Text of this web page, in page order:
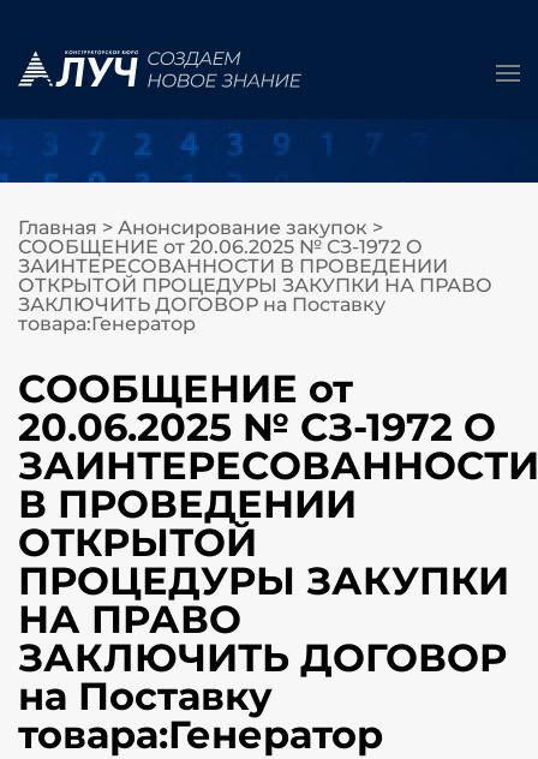
Главная > Анонсирование закупок >
СООБЩЕНИЕ от 20.06.2025 № СЗ-1972 О
ЗАИНТЕРЕСОВАННОСТИ В ПРОВЕДЕНИИ
ОТКРЫТОЙ ПРОЦЕДУРЫ ЗАКУПКИ НА ПРАВО
ЗАКЛЮЧИТЬ ДОГОВОР на Поставку
товара:Генератор
СООБЩЕНИЕ от
20.06.2025 № СЗ-1972 О
ЗАИНТЕРЕСОВАННОСТИ
В ПРОВЕДЕНИИ
ОТКРЫТОЙ
ПРОЦЕДУРЫ ЗАКУПКИ
НА ПРАВО
ЗАКЛЮЧИТЬ ДОГОВОР
на Поставку
товара:Генератор